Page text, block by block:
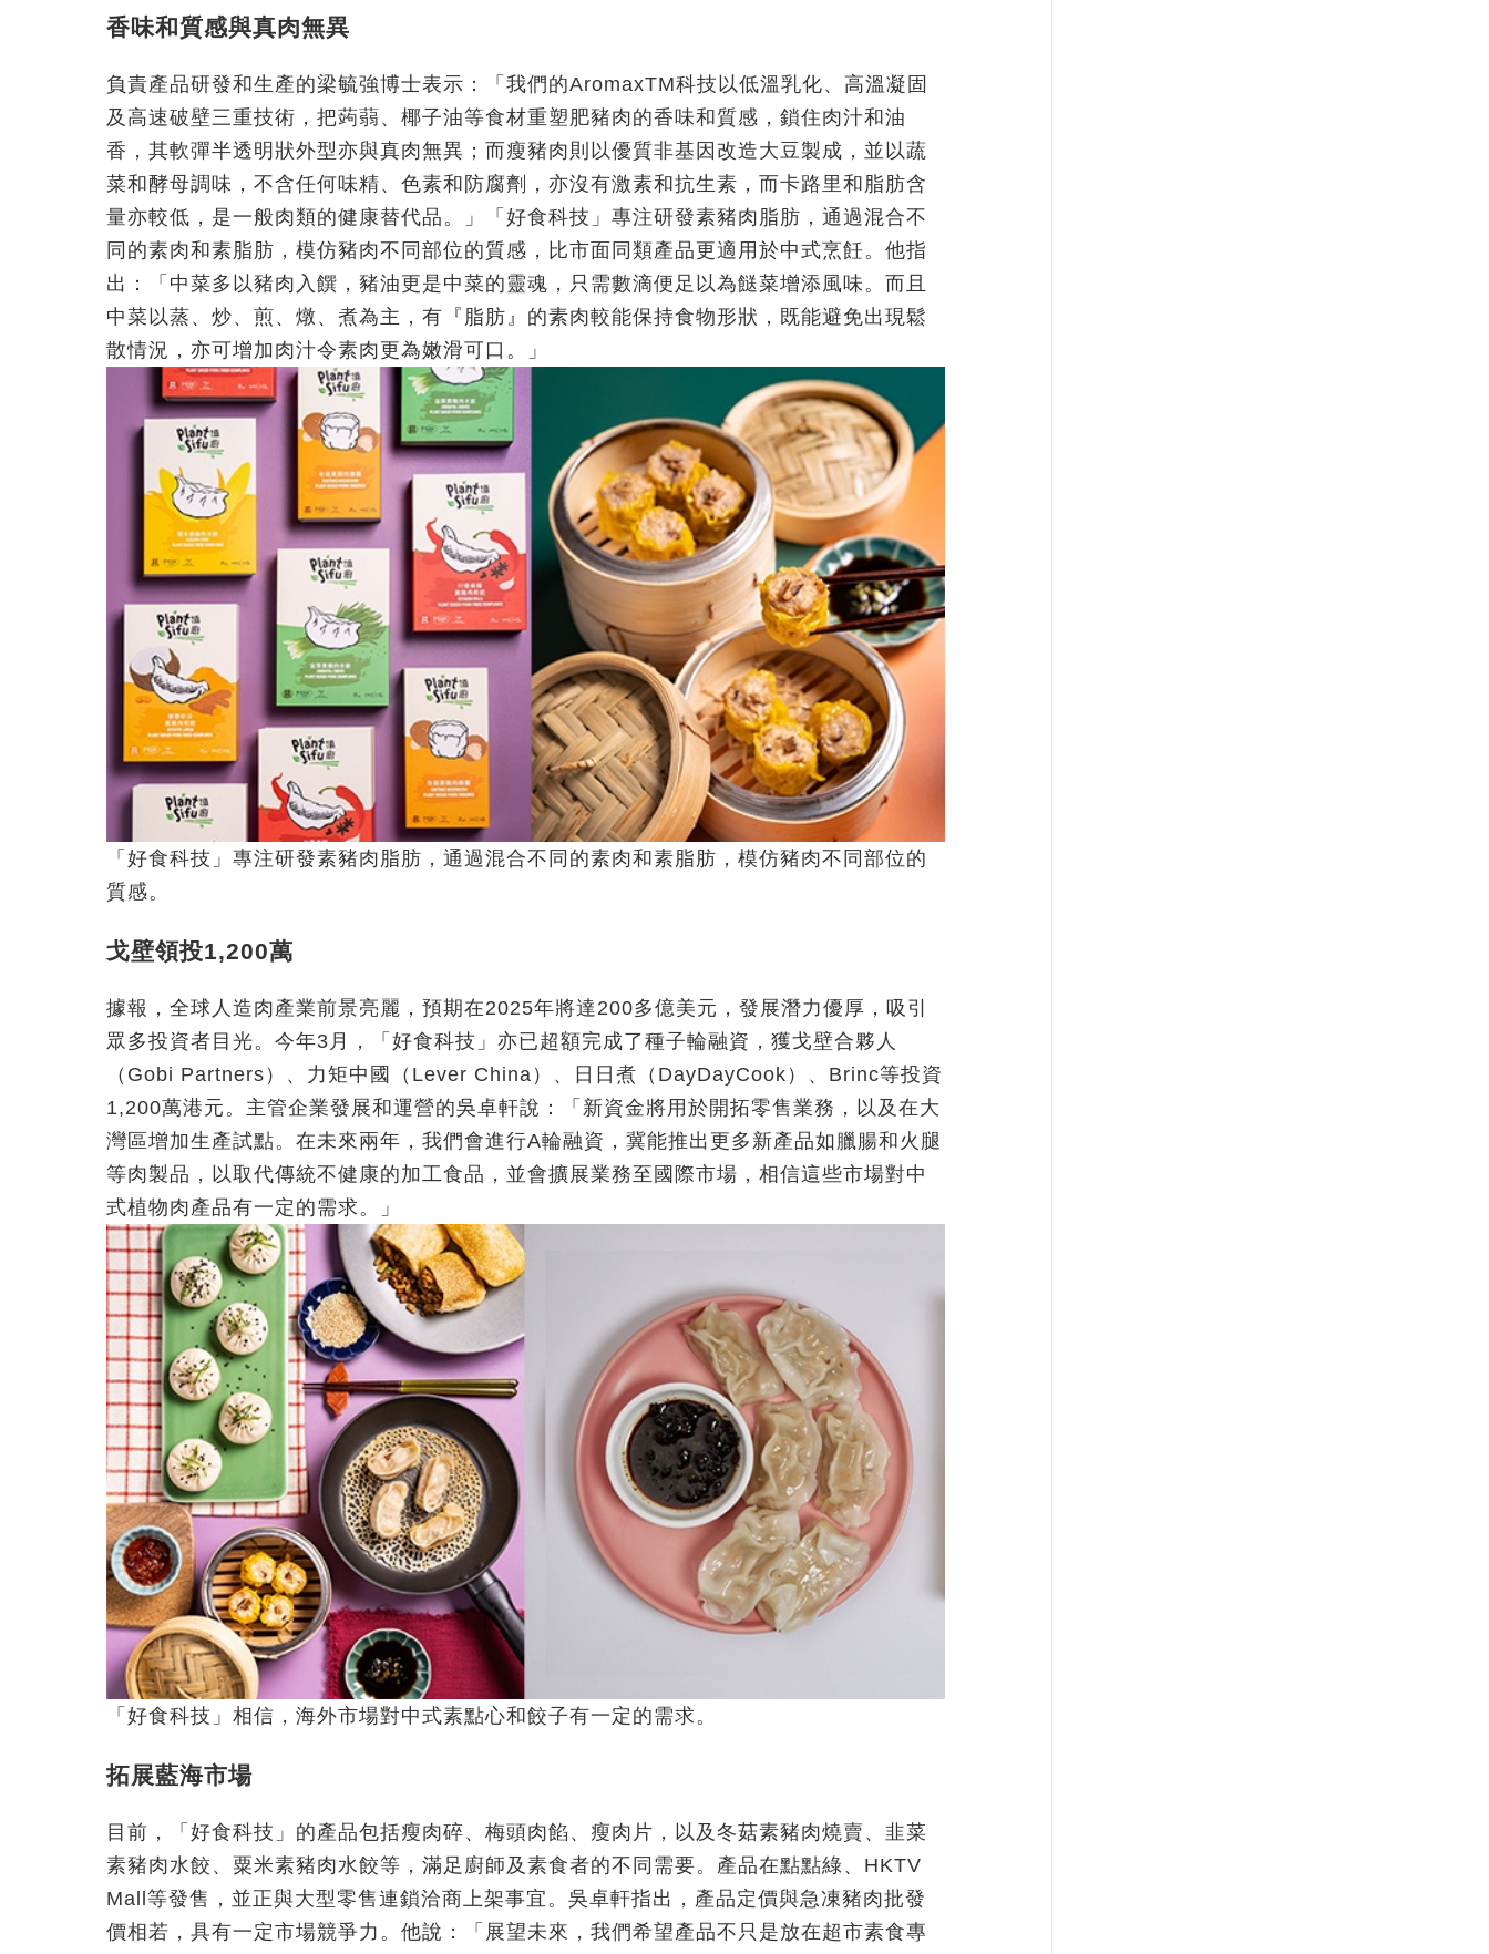
香味和質感與真肉無異
負責產品研發和生產的梁毓強博士表示：「我們的AromaxTM科技以低溫乳化、高溫凝固
及高速破壁三重技術，把蒟蒻、椰子油等食材重塑肥豬肉的香味和質感，鎖住肉汁和油
香，其軟彈半透明狀外型亦與真肉無異；而瘦豬肉則以優質非基因改造大豆製成，並以蔬
菜和酵母調味，不含任何味精、色素和防腐劑，亦沒有激素和抗生素，而卡路里和脂肪含
量亦較低，是一般肉類的健康替代品。」「好食科技」專注研發素豬肉脂肪，通過混合不
同的素肉和素脂肪，模仿豬肉不同部位的質感，比市面同類產品更適用於中式烹飪。他指
出：「中菜多以豬肉入饌，豬油更是中菜的靈魂，只需數滴便足以為餸菜增添風味。而且
中菜以蒸、炒、煎、燉、煮為主，有『脂肪』的素肉較能保持食物形狀，既能避免出現鬆
散情況，亦可增加肉汁令素肉更為嫩滑可口。」
「好食科技」專注研發素豬肉脂肪，通過混合不同的素肉和素脂肪，模仿豬肉不同部位的
質感。
戈壁領投1,200萬
據報，全球人造肉產業前景亮麗，預期在2025年將達200多億美元，發展潛力優厚，吸引
眾多投資者目光。今年3月，「好食科技」亦已超額完成了種子輪融資，獲戈壁合夥人
（Gobi Partners）、力矩中國（Lever China）、日日煮（DayDayCook）、Brinc等投資
1,200萬港元。主管企業發展和運營的吳卓軒說：「新資金將用於開拓零售業務，以及在大
灣區增加生產試點。在未來兩年，我們會進行A輪融資，冀能推出更多新產品如臘腸和火腿
等肉製品，以取代傳統不健康的加工食品，並會擴展業務至國際市場，相信這些市場對中
式植物肉產品有一定的需求。」
「好食科技」相信，海外市場對中式素點心和餃子有一定的需求。
拓展藍海市場
目前，「好食科技」的產品包括瘦肉碎、梅頭肉餡、瘦肉片，以及冬菇素豬肉燒賣、韭菜
素豬肉水餃、粟米素豬肉水餃等，滿足廚師及素食者的不同需要。產品在點點綠、HKTV
Mall等發售，並正與大型零售連鎖洽商上架事宜。吳卓軒指出，產品定價與急凍豬肉批發
價相若，具有一定市場競爭力。他說：「展望未來，我們希望產品不只是放在超市素食專